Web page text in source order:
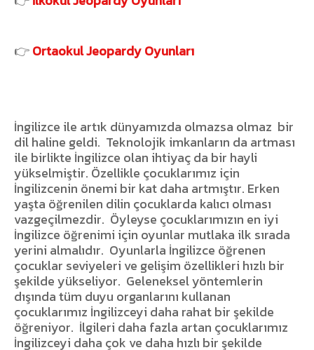
👉Ortaokul Jeopardy Oyunları
İngilizce ile artık dünyamızda olmazsa olmaz bir
dil haline geldi. Teknolojik imkanların da artması
ile birlikte İngilizce olan ihtiyaç da bir hayli
yükselmiştir. Özellikle çocuklarımız için
İngilizcenin önemi bir kat daha artmıştır. Erken
yaşta öğrenilen dilin çocuklarda kalıcı olması
vazgeçilmezdir. Öyleyse çocuklarımızın en iyi
İngilizce öğrenimi için oyunlar mutlaka ilk sırada
yerini almalıdır. Oyunlarla İngilizce öğrenen
çocuklar seviyeleri ve gelişim özellikleri hızlı bir
şekilde yükseliyor. Geleneksel yöntemlerin
dışında tüm duyu organlarını kullanan
çocuklarımız İngilizceyi daha rahat bir şekilde
öğreniyor. İlgileri daha fazla artan çocuklarımız
İngilizceyi daha çok ve daha hızlı bir şekilde